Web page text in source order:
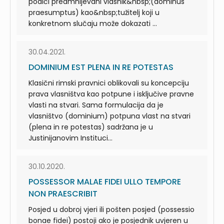
praesumptus) kao&nbsp;tužitelj koji u
konkretnom slučaju može dokazati ...
30.04.2021.
DOMINIUM EST PLENA IN RE POTESTAS
Klasični rimski pravnici oblikovali su koncepciju
prava vlasništva kao potpune i isključive pravne
vlasti na stvari. Sama formulacija da je
vlasništvo (dominium) potpuna vlast na stvari
(plena in re potestas) sadržana je u
Justinijanovim Instituci...
30.10.2020.
POSSESSOR MALAE FIDEI ULLO TEMPORE
NON PRAESCRIBIT
Posjed u dobroj vjeri ili pošten posjed (possessio
bonae fidei) postoji ako je posjednik uvjeren u